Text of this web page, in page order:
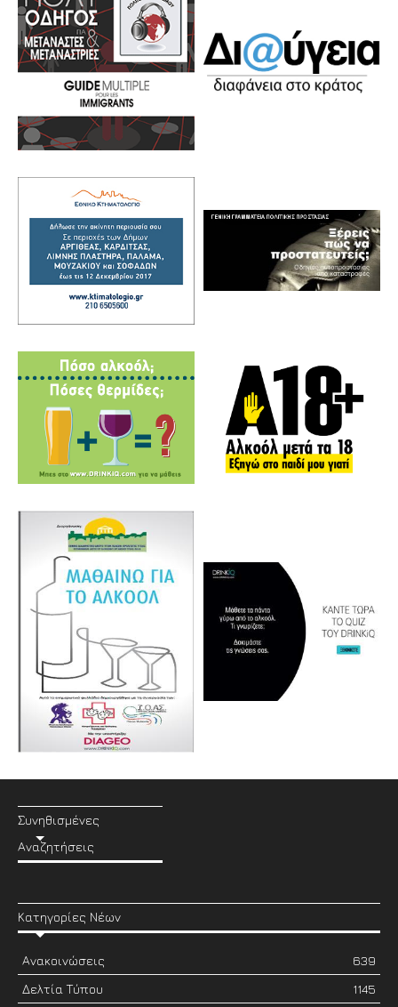
Συνηθισμένες
Αναζητήσεις
Κατηγορίες Νέων
Ανακοινώσεις
639
Δελτία Τύπου
1145